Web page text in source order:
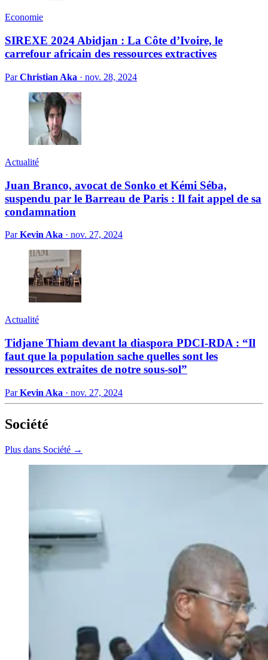
Economie
SIREXE 2024 Abidjan : La Côte d’Ivoire, le
carrefour africain des ressources extractives
ParChristian Aka · nov. 28, 2024
Actualité
Juan Branco, avocat de Sonko et Kémi Séba,
suspendu par le Barreau de Paris : Il fait appel de sa
condamnation
ParKevin Aka · nov. 27, 2024
Actualité
Tidjane Thiam devant la diaspora PDCI-RDA : “Il
faut que la population sache quelles sont les
ressources extraites de notre sous-sol”
ParKevin Aka · nov. 27, 2024
Société
Plus dans Société →